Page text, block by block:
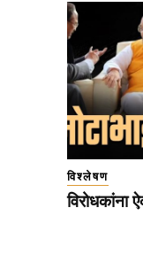
विश्लेषण
विरोधकांना